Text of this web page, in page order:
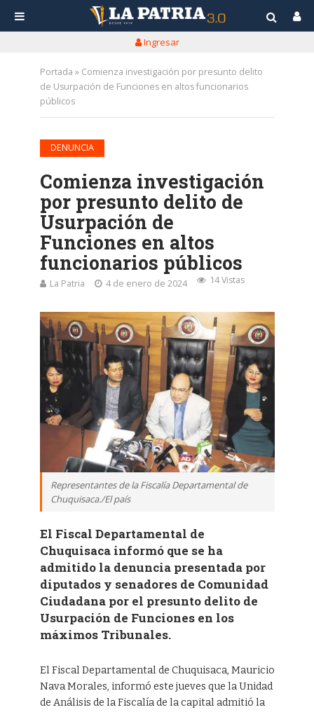
Ingresar
Portada » Comienza investigación por presunto delito
de Usurpación de Funciones en altos funcionarios
públicos
DENUNCIA
Comienza investigación
por presunto delito de
Usurpación de
Funciones en altos
funcionarios públicos
La Patria 4 de enero de 2024 14 Vistas
Representantes de la Fiscalía Departamental de
Chuquisaca./El país
El Fiscal Departamental de
Chuquisaca informó que se ha
admitido la denuncia presentada por
diputados y senadores de Comunidad
Ciudadana por el presunto delito de
Usurpación de Funciones en los
máximos Tribunales.
El Fiscal Departamental de Chuquisaca, Mauricio
Nava Morales, informó este jueves que la Unidad
de Análisis de la Fiscalía de la capital admitió la